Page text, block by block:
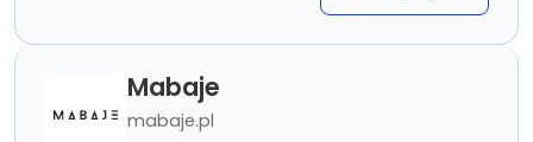
Mabaje
mabaje.pl